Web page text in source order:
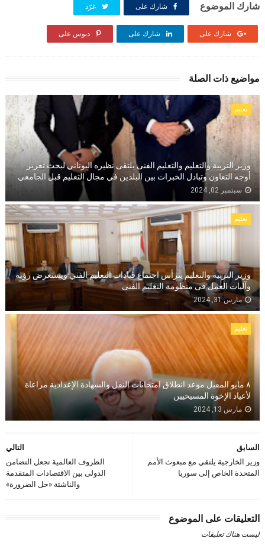
شارك الموضوع شارك على غرّد
شارك على شارك على دبوس على
مواضيع ذات الصلة
تعليم
وزير التربية والتعليم والتعليم الفنى يلتقى نظيره اليوناني لبحث تعزيز
أوجه التعاون وتبادل الخبرات بين البلدين في مجال التعليم قبل الجامعي
سبتمبر 02, 2024
تعليم
وزير التربية والتعليم يترأس اجتماع قيادات التعليم الفني ويستعرض رؤية
وآليات العمل فى منظومة التعليم الفنى
مارس 31, 2024
تعليم
٨ مايو المقبل موعد انطلاق امتحانات النقل والشهادة الإعدادية مراعاة
لأعياد الإخوة المسيحيين
مارس 13, 2024
التالي
الظروف العالمية تجعل التضامن
الدولى بين الاقتصادات المتقدمة
والناشئة «حل الضرورة»
السابق
وزير الخارجية يلتقي مع مبعوث الأمم
المتحدة الخاص إلى سوريا
التعليقات على الموضوع
ليست هناك تعليقات